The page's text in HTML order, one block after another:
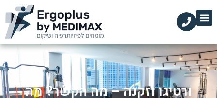
ורטיגו וזקנה – מה הקשר? מה